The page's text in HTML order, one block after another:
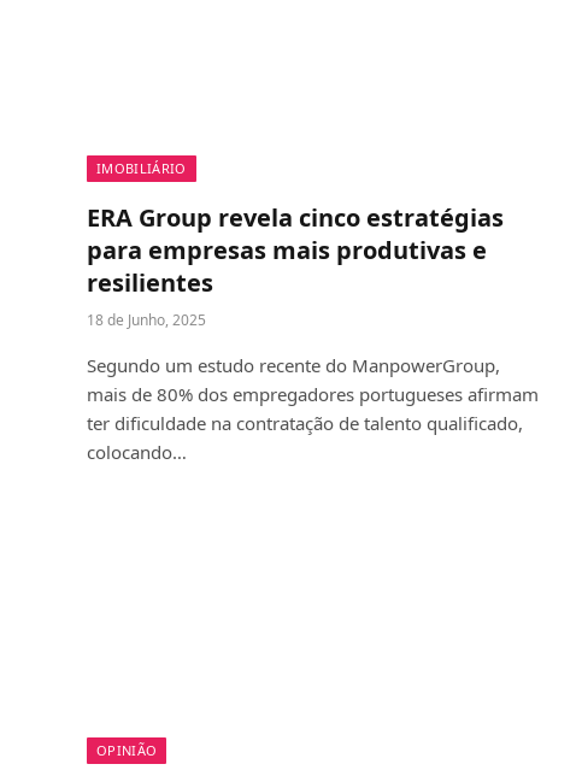
IMOBILIÁRIO
ERA Group revela cinco estratégias
para empresas mais produtivas e
resilientes
18 de Junho, 2025
Segundo um estudo recente do ManpowerGroup,
mais de 80% dos empregadores portugueses afirmam
ter dificuldade na contratação de talento qualificado,
colocando…
OPINIÃO